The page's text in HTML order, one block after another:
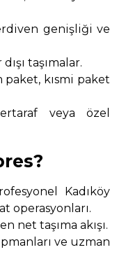
genişliği ve
taşımalar.
paket, kısmi paket
veya özel
Kadıköy
operasyonları.
net taşıma akışı.
ve uzman